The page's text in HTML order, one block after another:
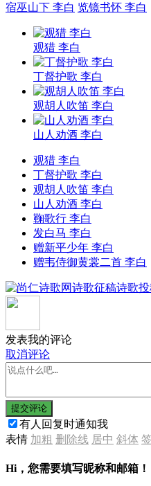
宿巫山下 李白 览镜书怀 李白
观猎 李白
丁督护歌 李白
观胡人吹笛 李白
山人劝酒 李白
观猎 李白
丁督护歌 李白
观胡人吹笛 李白
山人劝酒 李白
鞠歌行 李白
发白马 李白
赠新平少年 李白
赠韦侍御黄裳二首 李白
发表我的评论
取消评论
提交评论
有人回复时通知我
表情 加粗 删除线 居中 斜体
Hi，您需要填写昵称和邮箱！